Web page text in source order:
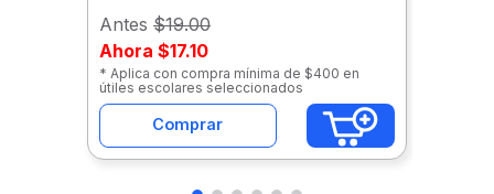
Antes $19.00
Ahora $17.10
* Aplica con compra mínima de $400 en
útiles escolares seleccionados
Comprar